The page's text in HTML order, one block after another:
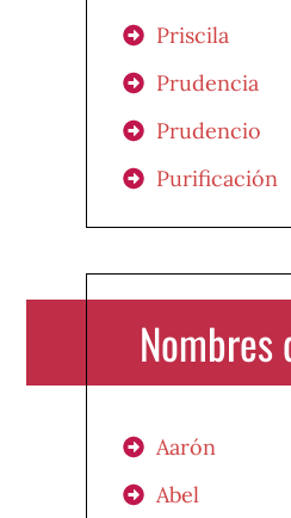
Priscila
Prudencia
Prudencio
Purificación
Nombres
Aarón
Abel